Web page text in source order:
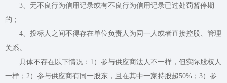
3、无不良行为信用记录或有不良行为信用记录已过处罚暂停期
的；
4、投标人之间不得存在单位负责人为同一人或者直接控股、管理
关系。
具体不存在以下情况：1）参与供应商法人不一样，但实际股权人
一样；2）参与供应商有同一股东，且在其中一家持股超50%；3）参